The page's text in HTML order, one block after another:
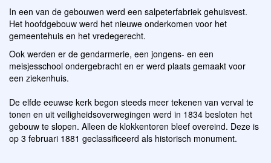
In een van de gebouwen werd een salpeterfabriek gehuisvest.
Het hoofdgebouw werd het nieuwe onderkomen voor het
gemeentehuis en het vredegerecht.
Ook werden er de gendarmerie, een jongens- en een
meisjesschool ondergebracht en er werd plaats gemaakt voor
een ziekenhuis.
De elfde eeuwse kerk begon steeds meer tekenen van verval te
tonen en uit veiligheidsoverwegingen werd in 1834 besloten het
gebouw te slopen. Alleen de klokkentoren bleef overeind. Deze is
op 3 februari 1881 geclassificeerd als historisch monument.